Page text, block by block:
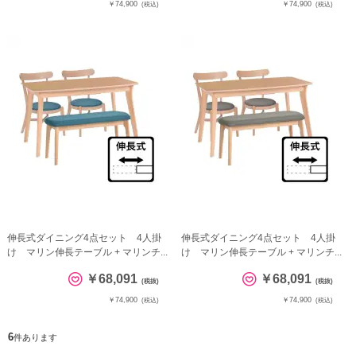
￥74,900 (税込) ￥74,900 (税込)
伸長式ダイニング4点セット 4人掛
け マリン伸長テーブル + マリンチ...
￥68,091 (税抜)
￥74,900 (税込)
伸長式ダイニング4点セット 4人掛
け マリン伸長テーブル + マリンチ...
￥68,091 (税抜)
￥74,900 (税込)
6件あります